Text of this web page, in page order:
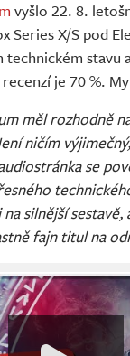
vyšlo 22. 8.
Series X/S pod
stavu
je 70 %.
měl rozhodně
ničím
se
silnější sestavě,
fajn titul na